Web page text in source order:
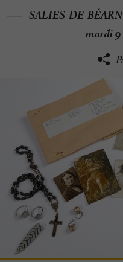
SALIES-DE-BÉARN
mardi